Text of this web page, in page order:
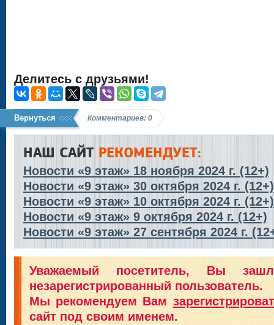
Делитесь с друзьями!
Вернуться Комментариев: 0
НАШ САЙТРЕКОМЕНДУЕТ:
Новости «9 этаж» 18 ноября 2024 г. (12+)
Новости «9 этаж» 30 октября 2024 г. (12+)
Новости «9 этаж» 10 октября 2024 г. (12+)
Новости «9 этаж» 9 октября 2024 г. (12+)
Новости «9 этаж» 27 сентября 2024 г.
Уважаемый посетитель, Вы
незарегистрированный пользователь.
Мы рекомендуем Вам
сайт под своим именем.